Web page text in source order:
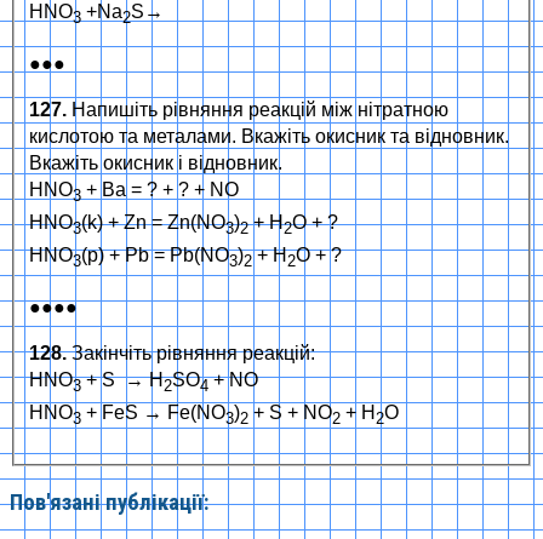
HNO3 +Na2S→
●●●
127. Напишіть рівняння реакцій між нітратною
кислотою та металами. Вкажіть окисник та відновник.
Вкажіть окисник і відновник.
HNO3 + Ba = ? + ? + NO
HNO3(k) + Zn = Zn(NO3)2+ H2O + ?
HNO3(р) + Pb = Pb(NO3)2+ H2O + ?
●●●●
128.Закінчіть рівняння реакцій:
HNO3+ S → H2SO4+ NO
HNO3 + FeS → Fe(NO3)2 + S + NO2 + H 2O
Пов'язані публікації: